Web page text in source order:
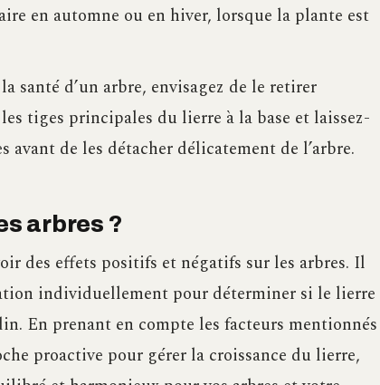
en automne ou en hiver, lorsque la plante est
santé d’un arbre, envisagez de le retirer
tiges principales du lierre à la base et laissez-
avant de les détacher délicatement de l’arbre.
arbres ?
des effets positifs et négatifs sur les arbres. Il
individuellement pour déterminer si le lierre
En prenant en compte les facteurs mentionnés
proactive pour gérer la croissance du lierre,